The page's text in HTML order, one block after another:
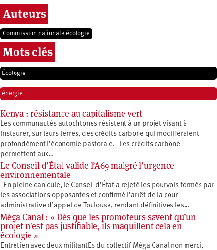
Auteurs
Commission nationale écologie
Mots clés
Écologie
énergie
Kenya : résistance au capitalisme vert
Les communautés autochtones résistent à un projet visant à
instaurer, sur leurs terres, des crédits carbone qui modifieraient
profondément l’économie pastorale. Les crédits carbone
permettent aux…
Le Conseil d’État valide l’A69 malgré l’urgence
environnementale
En pleine canicule, le Conseil d’État a rejeté les pourvois formés par
les associations opposantes et confirmé l’arrêt de la cour
administrative d’appel de Toulouse, rendant définitives les…
Méga Canal : « Dès que les promoteurs savent qu’un
projet n’est pas justifiable, ils maquillent cela en
écologie »
Entretien avec deux militantEs du collectif Méga Canal non merci,